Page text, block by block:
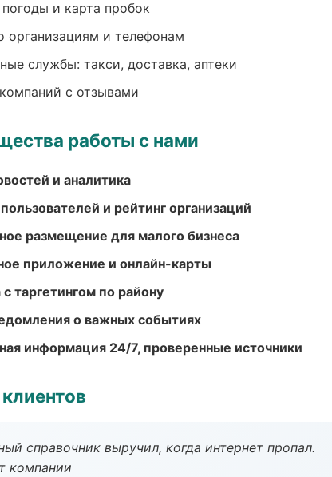
и карта пробок
организациям и телефонам
службы: такси, доставка, аптеки
с отзывами
работы с нами
и аналитика
и рейтинг организаций
размещение для малого бизнеса
приложение и онлайн-карты
таргетингом по району
о важных событиях
информация 24/7, проверенные источники
справочник выручил, когда интернет пропал.
компании